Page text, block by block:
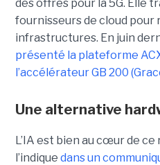
des offres pour la 5G. Elle
fournisseurs de cloud pour
infrastructures. En juin
présenté la plateforme
l’accélérateur GB 200
Une alternative
L’IA est bien au cœur de
l’indique dans un